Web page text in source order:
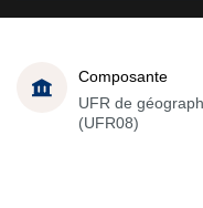
Composante
UFR de
(UFR08)